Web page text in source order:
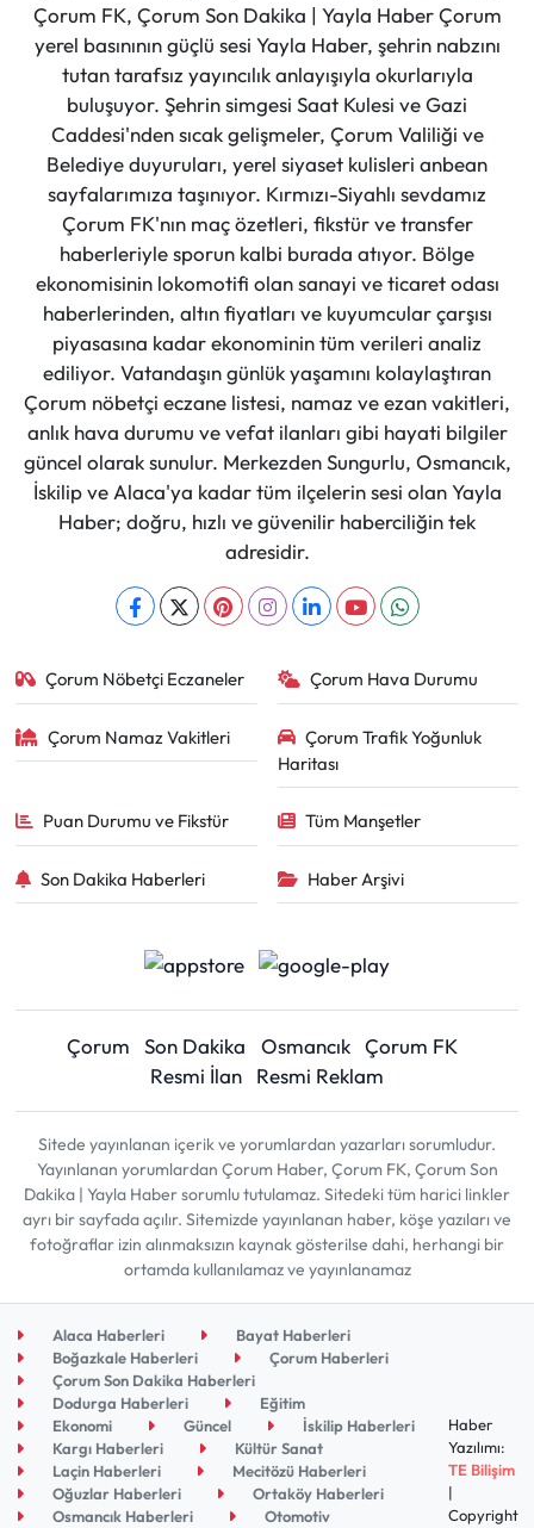
Çorum FK, Çorum Son Dakika | Yayla Haber Çorum
yerel basınının güçlü sesi Yayla Haber, şehrin nabzını
tutan tarafsız yayıncılık anlayışıyla okurlarıyla
buluşuyor. Şehrin simgesi Saat Kulesi ve Gazi
Caddesi'nden sıcak gelişmeler, Çorum Valiliği ve
Belediye duyuruları, yerel siyaset kulisleri anbean
sayfalarımıza taşınıyor. Kırmızı-Siyahlı sevdamız
Çorum FK'nın maç özetleri, fikstür ve transfer
haberleriyle sporun kalbi burada atıyor. Bölge
ekonomisinin lokomotifi olan sanayi ve ticaret odası
haberlerinden, altın fiyatları ve kuyumcular çarşısı
piyasasına kadar ekonominin tüm verileri analiz
ediliyor. Vatandaşın günlük yaşamını kolaylaştıran
Çorum nöbetçi eczane listesi, namaz ve ezan vakitleri,
anlık hava durumu ve vefat ilanları gibi hayati bilgiler
güncel olarak sunulur. Merkezden Sungurlu, Osmancık,
İskilip ve Alaca'ya kadar tüm ilçelerin sesi olan Yayla
Haber; doğru, hızlı ve güvenilir haberciliğin tek
adresidir.
Çorum Nöbetçi Eczaneler Çorum Hava Durumu
Çorum Namaz Vakitleri
Çorum Trafik Yoğunluk
Haritası
Puan Durumu ve Fikstür Tüm Manşetler
Son Dakika Haberleri Haber Arşivi
Çorum Son Dakika Osmancık Çorum FK
Resmi İlan
Resmi Reklam
Sitede yayınlanan içerik ve yorumlardan yazarları sorumludur.
Yayınlanan yorumlardan Çorum Haber, Çorum FK, Çorum Son
Dakika | Yayla Haber sorumlu tutulamaz. Sitedeki tüm harici linkler
ayrı bir sayfada açılır. Sitemizde yayınlanan haber, köşe yazıları ve
fotoğraflar izin alınmaksızın kaynak gösterilse dahi, herhangi bir
ortamda kullanılamaz ve yayınlanamaz
Alaca Haberleri
Bayat Haberleri
Boğazkale Haberleri
Çorum Haberleri
Çorum Son Dakika Haberleri
Dodurga Haberleri
Eğitim
Ekonomi
Güncel
İskilip Haberleri
Kargı Haberleri
Kültür Sanat
Laçin Haberleri
Mecitözü Haberleri
Oğuzlar Haberleri
Ortaköy Haberleri
Osmancık Haberleri
Otomotiv
Haber
Yazılımı:
TE Bilişim
|
Copyright